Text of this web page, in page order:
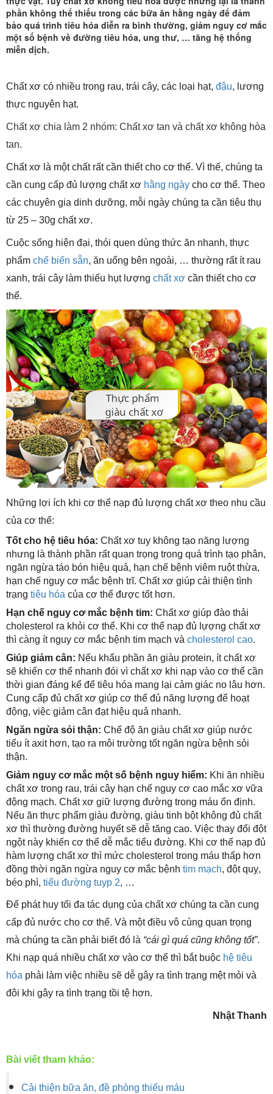
phần không thể thiếu trong các bữa ăn hằng ngày để đảm
bảo quá trình tiêu hóa diễn ra bình thường, giảm nguy cơ mắc
một số bệnh về đường tiêu hóa, ung thư, … tăng hệ thống
miễn dịch.
Chất xơ có nhiều trong rau, trái cây, các loại hạt, đậu, lương
thực nguyên hạt.
Chất xơ chia làm 2 nhóm: Chất xơ tan và chất xơ không hòa
tan.
Chất xơ là một chất rất cần thiết cho cơ thể. Vì thế, chúng ta
cần cung cấp đủ lượng chất xơ hằng ngày cho cơ thể. Theo
các chuyên gia dinh dưỡng, mỗi ngày chúng ta cần tiêu thụ
từ 25 – 30g chất xơ.
Cuộc sống hiện đại, thói quen dùng thức ăn nhanh, thực
phẩm chế biến sẵn, ăn uống bên ngoài, … thường rất ít rau
xanh, trái cây làm thiếu hụt lượng chất xơ cần thiết cho cơ
thể.
Những lợi ích khi cơ thể nạp đủ lượng chất xơ theo nhu cầu
của cơ thể:
Tốt cho hệ tiêu hóa: Chất xơ tuy không tạo năng lượng
nhưng là thành phần rất quan trọng trong quá trình tạo phân,
ngăn ngừa táo bón hiệu quả, hạn chế bệnh viêm ruột thừa,
hạn chế nguy cơ mắc bệnh trĩ. Chất xơ giúp cải thiện tình
trạng tiêu hóa của cơ thể được tốt hơn.
Hạn chế nguy cơ mắc bệnh tim: Chất xơ giúp đào thải
cholesterol ra khỏi cơ thể. Khi cơ thể nạp đủ lựợng chất xơ
thì càng ít nguy cơ mắc bệnh tim mạch và cholesterol cao.
Giúp giảm cân: Nếu khẩu phần ăn giàu protein, ít chất xơ
sẽ khiến cơ thể nhanh đói vì chất xơ khi nạp vào cơ thể cần
thời gian đáng kể để tiêu hóa mang lại cảm giác no lâu hơn.
Cung cấp đủ chất xơ giúp cơ thể đủ năng lượng để hoạt
động, việc giảm cân đạt hiệu quả nhanh.
Ngăn ngừa sỏi thận: Chế độ ăn giàu chất xơ giúp nước
tiểu ít axit hơn, tạo ra môi trường tốt ngăn ngừa bệnh sỏi
thận.
Giảm nguy cơ mắc một số bệnh nguy hiểm: Khi ăn nhiều
chất xơ trong rau, trái cây hạn chế nguy cơ cao mắc xơ vữa
động mạch. Chất xơ giữ lượng đường trong máu ổn định.
Nếu ăn thực phẩm giàu đường, giàu tinh bột không đủ chất
xơ thì thường đường huyết sẽ dễ tăng cao. Việc thay đổi đột
ngột này khiến cơ thể dễ mắc tiểu đường. Khi cơ thể nạp đủ
hàm lượng chất xơ thì mức cholesterol trong máu thấp hơn
đồng thời ngăn ngừa nguy cơ mắc bệnh tim mạch, đột quỵ,
béo phì, tiểu đường tuyp 2, …
Để phát huy tối đa tác dụng của chất xơ chúng ta cần cung
cấp đủ nước cho cơ thể. Và một điều vô cùng quan trọng
mà chúng ta cần phải biết đó là “cái gì quá cũng không tốt”.
Khi nạp quá nhiều chất xơ vào cơ thể thì bắt buộc hệ tiêu
hóa phải làm việc nhiều sẽ dễ gây ra tình trạng mệt mỏi và
đôi khi gây ra tình trạng tồi tệ hơn.
Nhật Thanh
Bài viết tham khảo:
Cải thiện bữa ăn, đề phòng thiếu máu